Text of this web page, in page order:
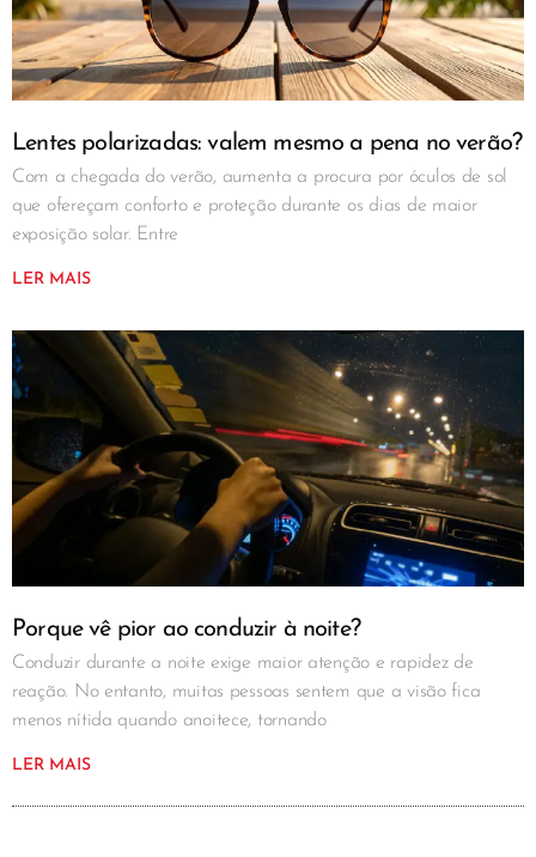
Lentes polarizadas: valem mesmo a pena no verão?
Com a chegada do verão, aumenta a procura por óculos de sol
que ofereçam conforto e proteção durante os dias de maior
exposição solar. Entre
LER MAIS
Porque vê pior ao conduzir à noite?
Conduzir durante a noite exige maior atenção e rapidez de
reação. No entanto, muitas pessoas sentem que a visão fica
menos nítida quando anoitece, tornando
LER MAIS